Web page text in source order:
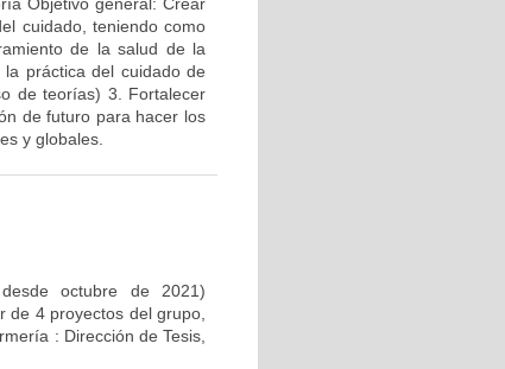
cuidado, teniendo como
de la salud de la
práctica del cuidado de
de teorías) 3. Fortalecer
de futuro para hacer los
y globales.
octubre de 2021)
de 4 proyectos del grupo,
: Dirección de Tesis,